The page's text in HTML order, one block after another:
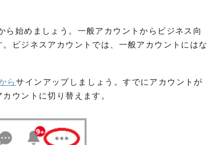
始めましょう。一般アカウントからビジネス向
ビジネスアカウントでは、一般アカウントにはな
らサインアップしましょう。すでにアカウントが
ウントに切り替えます。